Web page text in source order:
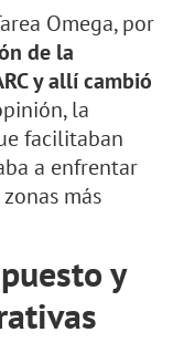
Omega, por
de la
y allí cambió
la
facilitaban
a enfrentar
más
y